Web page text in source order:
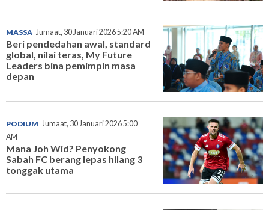
MASSA Jumaat, 30 Januari 2026 5:20 AM
Beri pendedahan awal, standard
global, nilai teras, My Future
Leaders bina pemimpin masa
depan
PODIUM Jumaat, 30 Januari 2026 5:00
AM
Mana Joh Wid? Penyokong
Sabah FC berang lepas hilang 3
tonggak utama